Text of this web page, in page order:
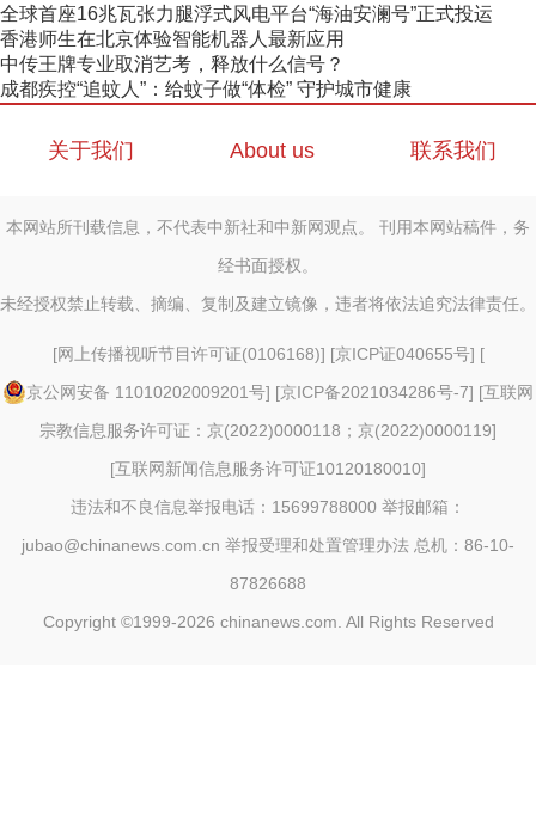
全球首座16兆瓦张力腿浮式风电平台“海油安澜号”正式投运
香港师生在北京体验智能机器人最新应用
中传王牌专业取消艺考，释放什么信号？
成都疾控“追蚊人”：给蚊子做“体检” 守护城市健康
关于我们 About us 联系我们
本网站所刊载信息，不代表中新社和中新网观点。 刊用本网站稿件，务
经书面授权。
未经授权禁止转载、摘编、复制及建立镜像，违者将依法追究法律责任。
[网上传播视听节目许可证(0106168)] [京ICP证040655号] [
京公网安备 11010202009201号] [京ICP备2021034286号-7] [互联网
宗教信息服务许可证：京(2022)0000118；京(2022)0000119]
[互联网新闻信息服务许可证10120180010]
违法和不良信息举报电话：15699788000 举报邮箱：
jubao@chinanews.com.cn 举报受理和处置管理办法 总机：86-10-
87826688
Copyright ©1999-2026 chinanews.com. All Rights Reserved